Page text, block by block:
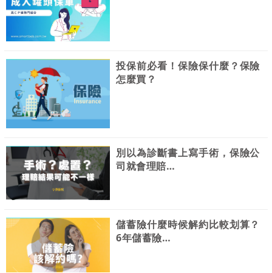
投保前必看！保險保什麼？保險
怎麼買？
別以為診斷書上寫手術，保險公
司就會理賠…
儲蓄險什麼時候解約比較划算？
6年儲蓄險…